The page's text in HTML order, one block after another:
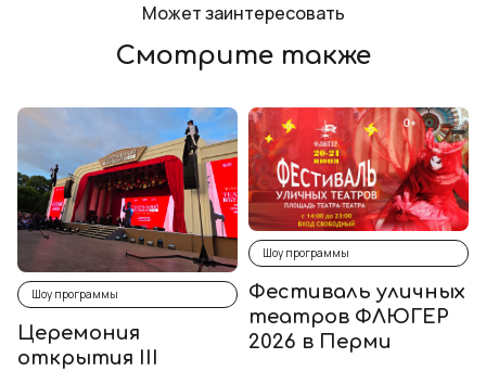
Может заинтересовать
Смотрите также
Шоу программы
Церемония
открытия III
Шоу программы
Фестиваль уличных
театров ФЛЮГЕР
2026 в Перми